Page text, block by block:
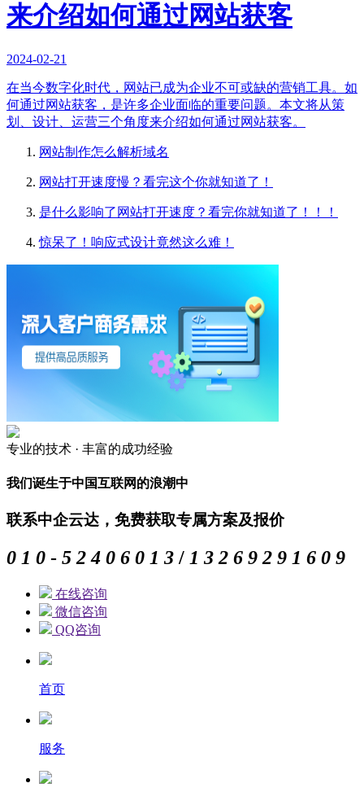
来介绍如何通过网站获客
2024-02-21
在当今数字化时代，网站已成为企业不可或缺的营销工具。如
何通过网站获客，是许多企业面临的重要问题。本文将从策
划、设计、运营三个角度来介绍如何通过网站获客。
网站制作怎么解析域名
网站打开速度慢？看完这个你就知道了！
是什么影响了网站打开速度？看完你就知道了！！！
惊呆了！响应式设计竟然这么难！
专业的技术 · 丰富的成功经验
我们诞生于中国互联网的浪潮中
联系中企云达，免费获取专属方案及报价
0 1 0 - 5 2 4 0 6 0 1 3 / 1 3 2 6 9 2 9 1 6 0 9
在线咨询
微信咨询
QQ咨询
首页
服务